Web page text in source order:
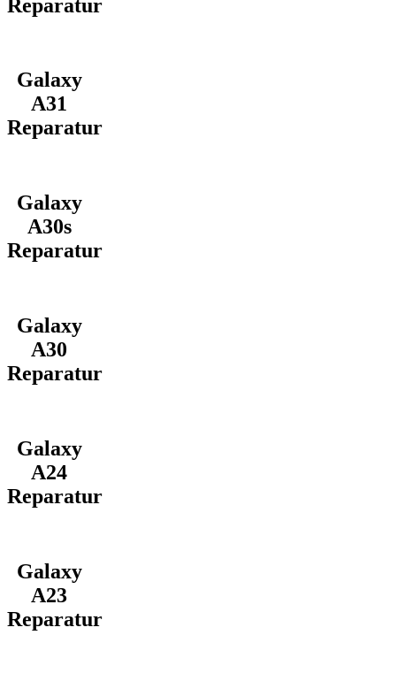
Reparatur
Galaxy
A31
Reparatur
Galaxy
A30s
Reparatur
Galaxy
A30
Reparatur
Galaxy
A24
Reparatur
Galaxy
A23
Reparatur